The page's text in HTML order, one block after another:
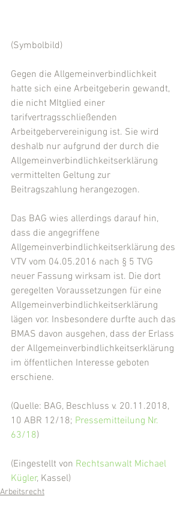
(Symbolbild)
Gegen die Allgemeinverbindlichkeit
hatte sich eine Arbeitgeberin gewandt,
die nicht MItglied einer
tarifvertragsschließenden
Arbeitgebervereinigung ist. Sie wird
deshalb nur aufgrund der durch die
Allgemeinverbindlichkeitserklärung
vermittelten Geltung zur
Beitragszahlung herangezogen.
Das BAG wies allerdings darauf hin,
dass die angegriffene
Allgemeinverbindlichkeitserklärung des
VTV vom 04.05.2016 nach § 5 TVG
neuer Fassung wirksam ist. Die dort
geregelten Voraussetzungen für eine
Allgemeinverbindlichkeitserklärung
lägen vor. Insbesondere durfte auch das
BMAS davon ausgehen, dass der Erlass
der Allgemeinverbindlichkeitserklärung
im öffentlichen Interesse geboten
erschiene.
(Quelle: BAG, Beschluss v. 20.11.2018,
10 ABR 12/18; Pressemitteilung Nr.
63/18)
(Eingestellt von Rechtsanwalt Michael
Kügler, Kassel)
Arbeitsrecht